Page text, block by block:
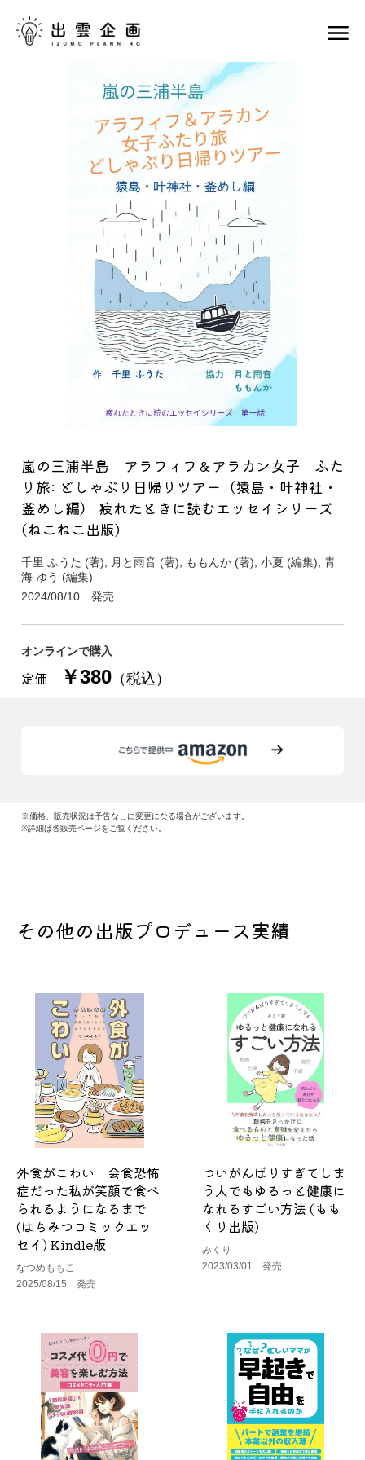
嵐の三浦半島 アラフィフ＆アラカン女子 ふた
り旅: どしゃぶり日帰りツアー（猿島・叶神社・
釜めし編） 疲れたときに読むエッセイシリーズ
(ねこねこ出版)
千里 ふうた (著), 月と雨音 (著), ももんか (著), 小夏 (編集), 青
海 ゆう (編集)
2024/08/10 発売
オンラインで購入
定価 ￥380 （税込）
※価格、販売状況は予告なしに変更になる場合がございます。
※詳細は各販売ページをご覧ください。
その他の出版プロデュース実績
外食がこわい 会食恐怖
症だった私が笑顔で食べ
られるようになるまで
(はちみつコミックエッ
セイ) Kindle版
なつめももこ
2025/08/15 発売
ついがんばりすぎてしま
う人でもゆるっと健康に
なれるすごい方法 (もも
くり出版)
みくり
2023/03/01 発売